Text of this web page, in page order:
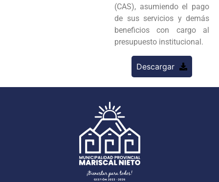
(CAS), asumiendo el pago
de sus servicios y demás
beneficios con cargo al
presupuesto institucional.
Descargar